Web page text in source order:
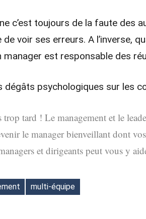
c’est toujours de la faute des
de voir ses erreurs. A l’inverse,
manager est responsable des
dégâts psychologiques sur les
trop tard ! Le management et le
le manager bienveillant dont
et dirigeants peut vous y
multi-équipe